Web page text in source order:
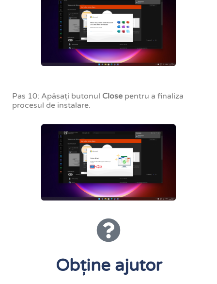
Pas 10: Apăsați butonul Close pentru a finaliza
procesul de instalare.
Obține ajutor